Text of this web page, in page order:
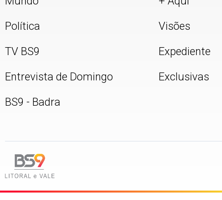
Política
TV BS9
Entrevista de Domingo
BS9 - Badra
Visões
Expediente
Exclusivas